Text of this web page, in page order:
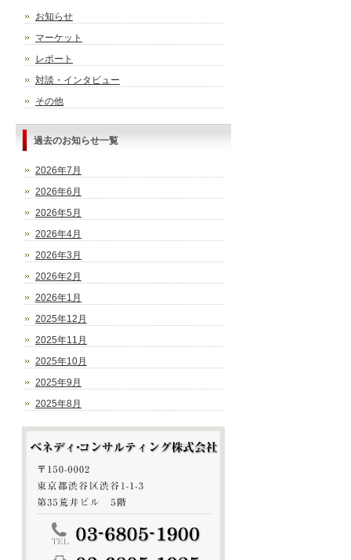
お知らせ
マーケット
レポート
対談・インタビュー
その他
過去のお知らせ一覧
2026年7月
2026年6月
2026年5月
2026年4月
2026年3月
2026年2月
2026年1月
2025年12月
2025年11月
2025年10月
2025年9月
2025年8月